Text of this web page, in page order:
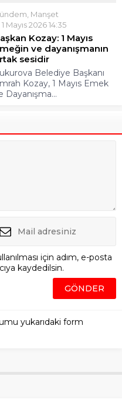
Manşet
1 Mayıs 2026 14:35
Kozay: 1 Mayıs
ve dayanışmanın
sesidir
Belediye Başkanı
Kozay, 1 Mayıs Emek
Dayanışma...
için adım, e-posta
kaydedilsin.
yukarıdaki form